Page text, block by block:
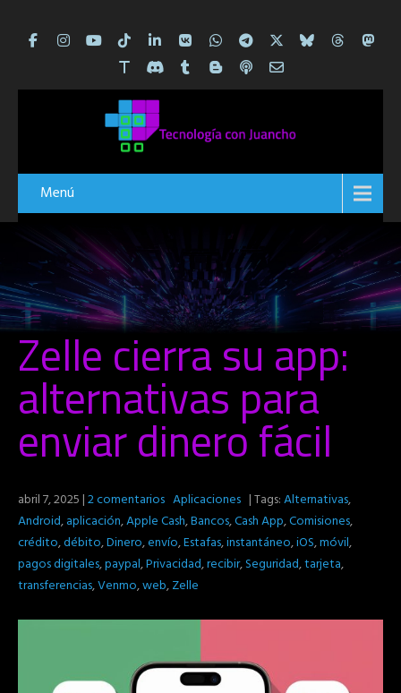
Menú
Zelle cierra su app:
alternativas para
enviar dinero fácil
abril 7, 2025|2 comentarios Aplicaciones | Tags:Alternativas,
Android,aplicación,Apple Cash,Bancos,Cash App,Comisiones,
crédito,débito,Dinero,envío,Estafas,instantáneo,iOS,móvil,
pagos digitales,paypal,Privacidad,recibir,Seguridad,tarjeta,
transferencias,Venmo,web,Zelle